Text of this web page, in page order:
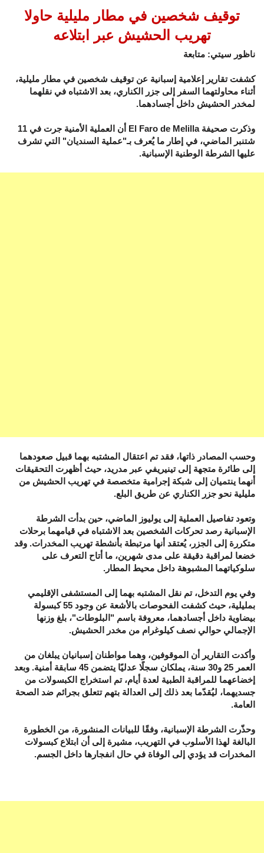
توقيف شخصين في مطار مليلية حاولا
تهريب الحشيش عبر ابتلاعه
ناظور سيتي: متابعة
كشفت تقارير إعلامية إسبانية عن توقيف شخصين في مطار مليلية،
أثناء محاولتهما السفر إلى جزر الكناري، بعد الاشتباه في نقلهما
لمخدر الحشيش داخل أجسادهما.
وذكرت صحيفة El Faro de Melilla أن العملية الأمنية جرت في 11
شتنبر الماضي، في إطار ما يُعرف بـ"عملية السنديان" التي تشرف
عليها الشرطة الوطنية الإسبانية.
وحسب المصادر ذاتها، فقد تم اعتقال المشتبه بهما قبيل صعودهما
إلى طائرة متجهة إلى تينيريفي عبر مدريد، حيث أظهرت التحقيقات
أنهما ينتميان إلى شبكة إجرامية متخصصة في تهريب الحشيش من
مليلية نحو جزر الكناري عن طريق البلع.
وتعود تفاصيل العملية إلى يوليوز الماضي، حين بدأت الشرطة
الإسبانية رصد تحركات الشخصين بعد الاشتباه في قيامهما برحلات
متكررة إلى الجزر، يُعتقد أنها مرتبطة بأنشطة تهريب المخدرات. وقد
خضعا لمراقبة دقيقة على مدى شهرين، ما أتاح التعرف على
سلوكياتهما المشبوهة داخل محيط المطار.
وفي يوم التدخل، تم نقل المشتبه بهما إلى المستشفى الإقليمي
بمليلية، حيث كشفت الفحوصات بالأشعة عن وجود 55 كبسولة
بيضاوية داخل أجسادهما، معروفة باسم "البلوطات"، بلغ وزنها
الإجمالي حوالي نصف كيلوغرام من مخدر الحشيش.
وأكدت التقارير أن الموقوفين، وهما مواطنان إسبانيان يبلغان من
العمر 25 و30 سنة، يملكان سجلًا عدليًا يتضمن 45 سابقة أمنية. وبعد
إخضاعهما للمراقبة الطبية لعدة أيام، تم استخراج الكبسولات من
جسديهما، ليُقدّما بعد ذلك إلى العدالة بتهم تتعلق بجرائم ضد الصحة
العامة.
وحذّرت الشرطة الإسبانية، وفقًا للبيانات المنشورة، من الخطورة
البالغة لهذا الأسلوب في التهريب، مشيرة إلى أن ابتلاع كبسولات
المخدرات قد يؤدي إلى الوفاة في حال انفجارها داخل الجسم.